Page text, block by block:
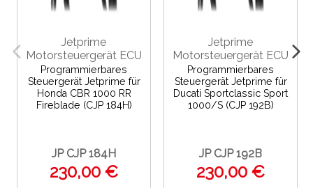
Jetprime
Motorsteuergerät ECU
Programmierbares
Steuergerät Jetprime für
Honda CBR 1000 RR
Fireblade (CJP 184H)
JP CJP 184H
230,00 €
Jetprime
Motorsteuergerät ECU
Programmierbares
Steuergerät Jetprime für
Ducati Sportclassic Sport
1000/S (CJP 192B)
JP CJP 192B
230,00 €